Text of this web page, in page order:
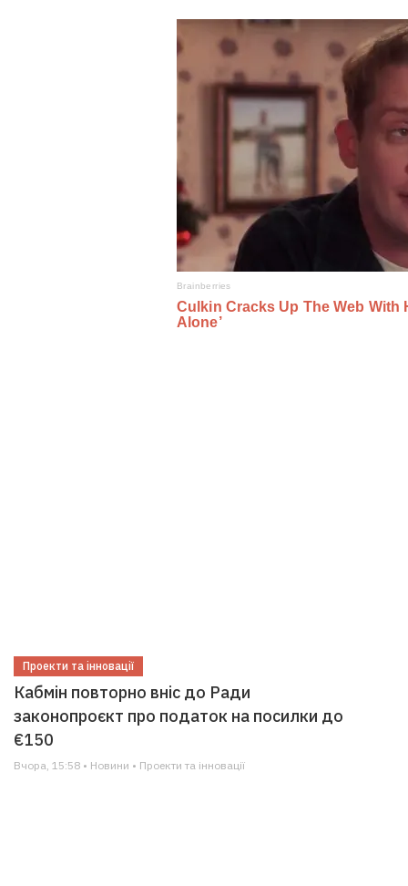
Проекти та інновації
Кабмін повторно вніс до Ради
законопроєкт про податок на посилки до
€150
Вчора, 15:58 • Новини • Проекти та інновації